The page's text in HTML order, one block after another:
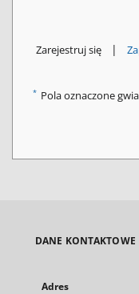
Zarejestruj się |
* Pola oznaczone
DANE KONTAKTOWE
Adres